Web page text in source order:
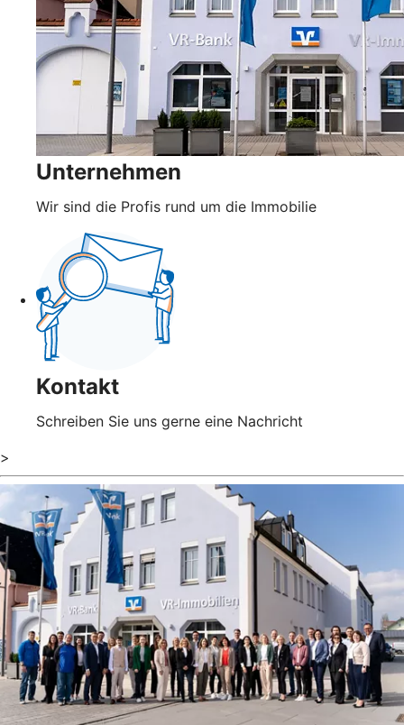
Unternehmen
Wir sind die Profis rund um die Immobilie
Kontakt
Schreiben Sie uns gerne eine Nachricht
>